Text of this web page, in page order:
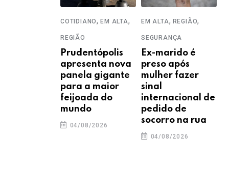
COTIDIANO,EM ALTA,
REGIÃO
Prudentópolis
apresenta nova
panela gigante
para a maior
feijoada do
mundo
04/08/2026
EM ALTA, REGIÃO,
SEGURANÇA
Ex-marido é
preso após
mulher fazer
sinal
internacional de
pedido de
socorro na rua
04/08/2026